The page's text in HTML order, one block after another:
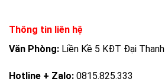
Thông tin liên hệ
Văn Phòng: Liền Kề 5 KĐT Đại
Hotline + Zalo: 0815.825.333